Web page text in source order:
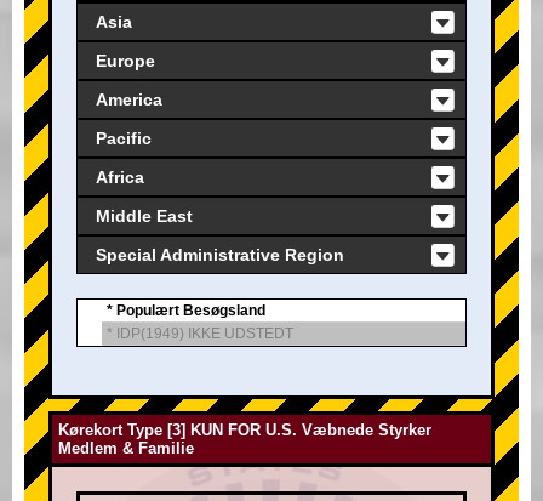
Asia
Europe
America
Pacific
Africa
Middle East
Special Administrative Region
* Populært Besøgsland
* IDP(1949) IKKE UDSTEDT
Kørekort Type [3] KUN FOR U.S. Væbnede Styrker
Medlem & Familie